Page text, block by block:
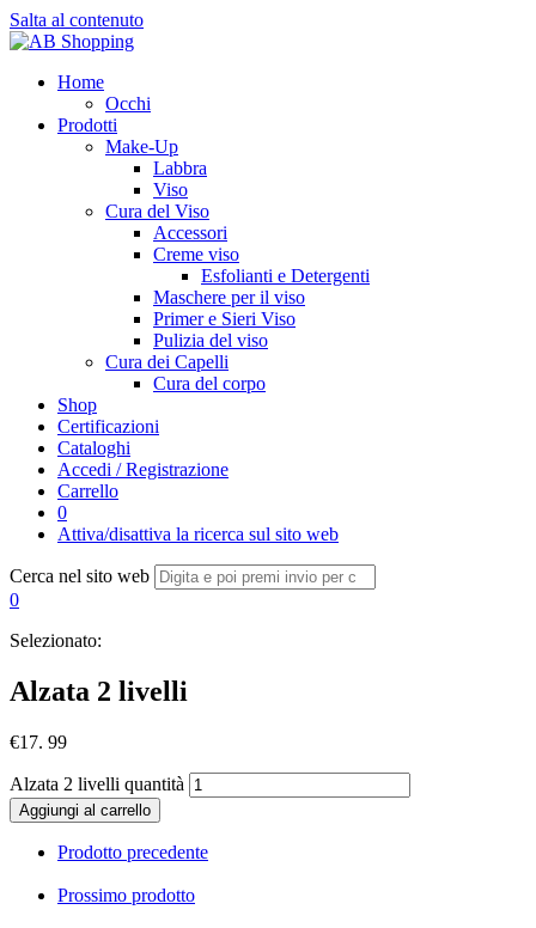
Salta al contenuto
Home
Occhi
Prodotti
Make-Up
Labbra
Viso
Cura del Viso
Accessori
Creme viso
Esfolianti e Detergenti
Maschere per il viso
Primer e Sieri Viso
Pulizia del viso
Cura dei Capelli
Cura del corpo
Shop
Certificazioni
Cataloghi
Accedi / Registrazione
Carrello
0
Attiva/disattiva la ricerca sul sito web
Cerca nel sito web
0
Selezionato:
Alzata 2 livelli
€17. 99
Alzata 2 livelli quantità
Aggiungi al carrello
Prodotto precedente
Prossimo prodotto